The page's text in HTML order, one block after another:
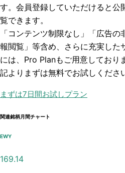
す。会員登録していただけると公
覧できます。
「コンテンツ制限なし」「広告
報閲覧」 等含め、さらに充実した
には、Pro Planもご用意しており
記よりまずは無料でお試しくださ
まずは7日間お試しプラン
関連銘柄月間チャート
EWY
169.14